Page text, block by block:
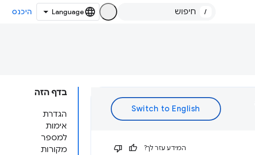
/ היכנס
בדף הזה
הגדרת
אימות
למספר
מקורות
המידע עזר לך?